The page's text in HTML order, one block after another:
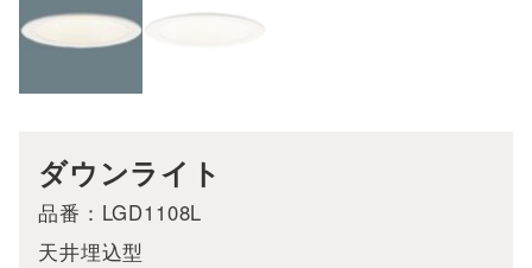
ダウンライト
品番：LGD1108L
天井埋込型